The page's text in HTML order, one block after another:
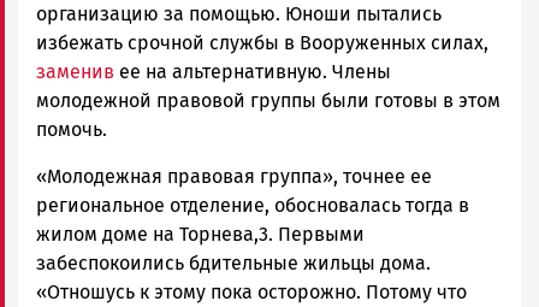
организацию за помощью. Юноши пытались
избежать срочной службы в Вооруженных силах,
заменив ее на альтернативную. Члены
молодежной правовой группы были готовы в этом
помочь.
«Молодежная правовая группа», точнее ее
региональное отделение, обосновалась тогда в
жилом доме на Торнева,3. Первыми
забеспокоились бдительные жильцы дома.
«Отношусь к этому пока осторожно. Потому что